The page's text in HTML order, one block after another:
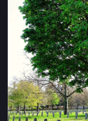
#headstone #Grab
#ThickTrunkTuesday
#SecondWorldWar
#WorldWarII